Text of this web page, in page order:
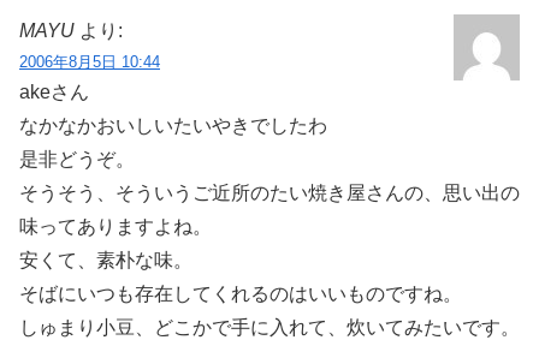
MAYU より:
2006年8月5日 10:44
akeさん
なかなかおいしいたいやきでしたわ
是非どうぞ。
そうそう、そういうご近所のたい焼き屋さんの、思い出の
味ってありますよね。
安くて、素朴な味。
そばにいつも存在してくれるのはいいものですね。
しゅまり小豆、どこかで手に入れて、炊いてみたいです。